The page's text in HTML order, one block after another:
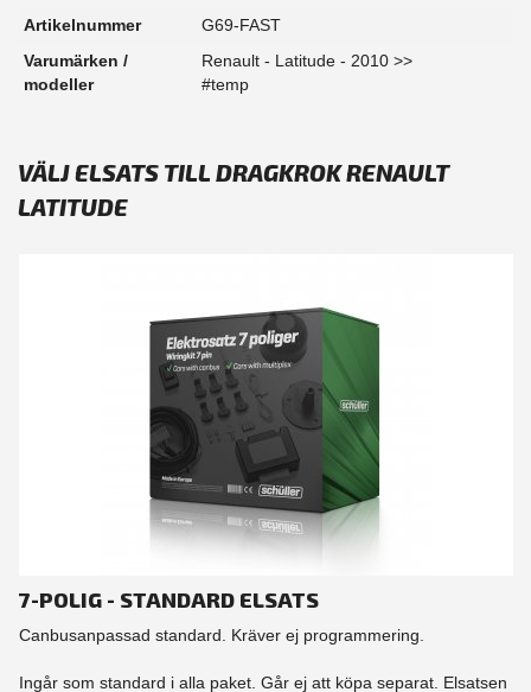
Artikelnummer
G69-FAST
Varumärken /
modeller
Renault - Latitude - 2010 >>
#temp
VÄLJ ELSATS TILL DRAGKROK RENAULT
LATITUDE
7-POLIG - STANDARD ELSATS
Canbusanpassad standard. Kräver ej programmering.
Ingår som standard i alla paket. Går ej att köpa separat. Elsatsen